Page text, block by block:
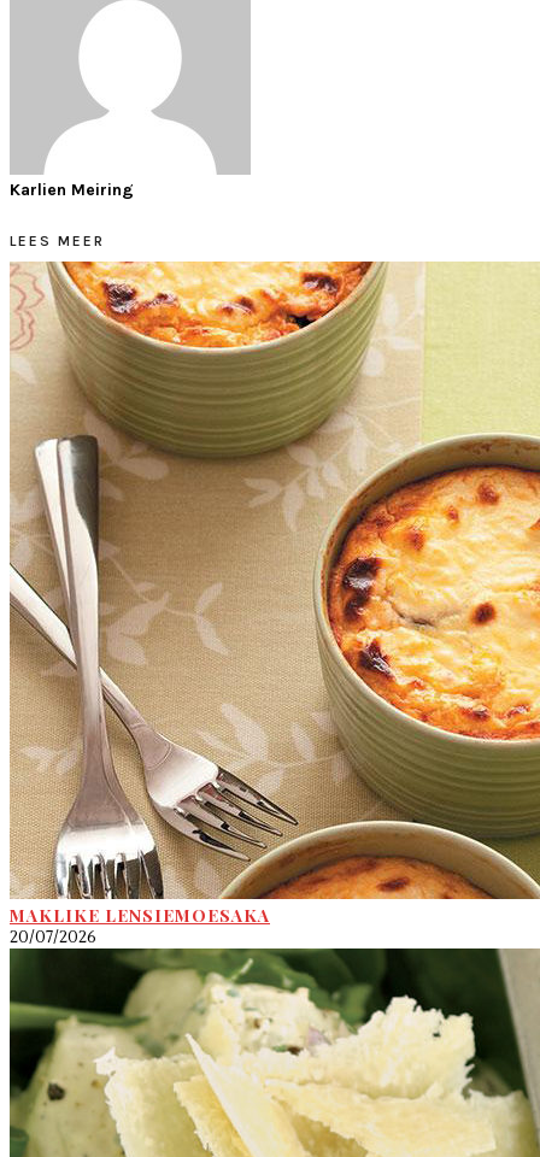
Karlien Meiring
LEES MEER
MAKLIKE LENSIEMOESAKA
20/07/2026